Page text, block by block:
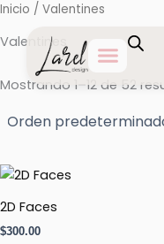
Ir
contenido
Inicio / Valentines
Valentines
Mostrando 1–12 de 52
2D Faces
$300.00